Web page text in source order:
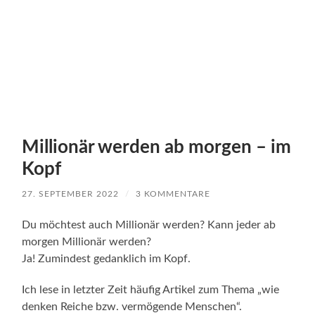
Millionär werden ab morgen – im
Kopf
27. SEPTEMBER 2022 / 3 KOMMENTARE
Du möchtest auch Millionär werden? Kann jeder ab
morgen Millionär werden?
Ja! Zumindest gedanklich im Kopf.
Ich lese in letzter Zeit häufig Artikel zum Thema „wie
denken Reiche bzw. vermögende Menschen“.